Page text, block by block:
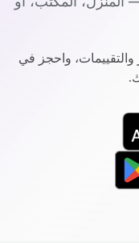
واحجز في